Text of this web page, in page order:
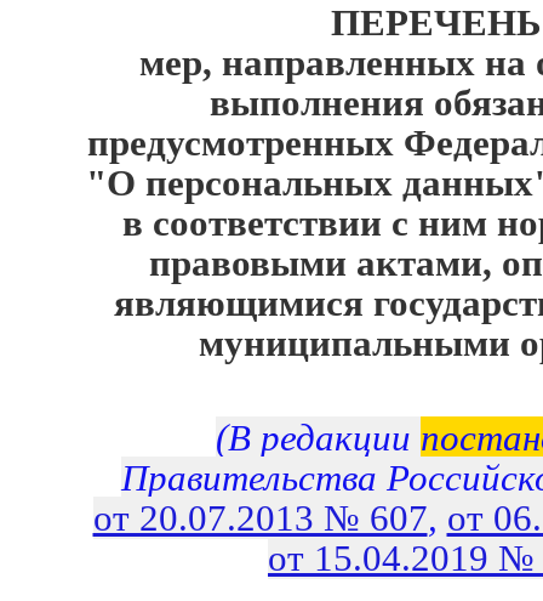
мер, направленных на
выполнения
предусмотренных
"О персональных
в соответствии с ним
правовыми актами,
являющимися
муниципальными
(В редакции
Правительства
от 20.07.2013 № 607, от
от 15.04.2019 №